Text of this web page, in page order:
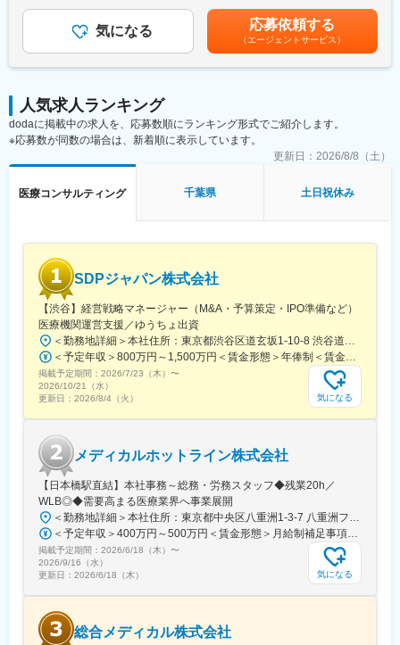
（自分の業務が終わるよう業務管理を行う必要はありますが、裁
量の大きい働き方ができます）
※現在、関東関西のほか、九州、中部、東北、海外在住の方もいま
・会議や打ち合わせで必要な時は大阪・東京等へ出張（宿泊も伴
います）が発生します。
※国内出張の頻度は1~3回/年です。（海外出張はほとんどありませ
ん。）
同社は、個人が最大限に能力を発揮できるよう働きやすい環境作
誇っており、長期就業が可能な環境・福利厚生が整っています。
変更の範囲：会社の定める業務
性質ならびに製造・品質管理に関する資料の整備・評価・助言・
企画の設定
・試験方法に関する資料の評価・助言
・製造業認定、原薬登録等
※クライアントは欧米製薬会社または外資系製薬会社がほとんどで
にあたっていただきます。
ができ、メーカーと同じレベルの業界知識とマーケット感をアッ
プデートできる環境です。
■働き方：
◎完全在宅勤務のため、拠点（東京・大阪）の近くにお住まいで
なくてもご就業いただけます。
◎お昼休みの時間帯も自由なので、例えばお子様がおられる方の
場合、お子様の通院やご都合に合わせて業務時間を調整できま
す。
※現在、関東関西のほか、九州、中部、東北、海外在住の方もいま
す。
・会議や打ち合わせで必要な時は大阪・東京等へ出張（宿泊も伴
います）が発生します。
※国内出張の頻度は1~3回/年です。(一部海外出張の場合がござい
ます。）
■組織構成：
CMC担当11名（2名男性、9名女性）
ャリアを築ける環境です。
こちらの組織には、内資外資の製薬企業でのCMC業務の経験者や
安の金額であり、選考を通じて上下する可能性があります。月給
(月額)は固定手当を含めた表記です。
気になる 応募依頼する
（エージェントサービス）
人気求人ランキング
dodaに掲載中の求人を、応募数順にランキング形式でご紹介します。
※応募数が同数の場合は、新着順に表示しています。
更新日： 2026/8/8（土）
医療コンサルティング 千葉県 土日祝休み
SDPジャパン株式会社
【渋谷】経営戦略マネージャー（M&A・予算策定・IPO準備など）
医療機関運営支援／ゆうちょ出資
掲載予定期間： 2026/7/23（木） 〜
2026/10/21（水）
更新日： 2026/8/4（火） 気になる
メディカルホットライン株式会社
【日本橋駅直結】本社事務～総務・労務スタッフ◆残業20h／
WLB◎◆需要高まる医療業界へ事業展開
掲載予定期間： 2026/6/18（木） 〜
2026/9/16（水）
更新日： 2026/6/18（木） 気になる
総合メディカル株式会社